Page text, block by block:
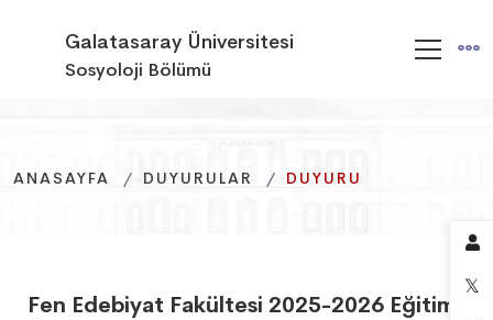
Galatasaray Üniversitesi
Sosyoloji Bölümü
ANASAYFA DUYURULAR DUYURU
ANASAYFA DUYURULAR DUYURU
ANASAYFA DUYURULAR DUYURU
Fen Edebiyat Fakültesi 2025-2026 Eğitim-